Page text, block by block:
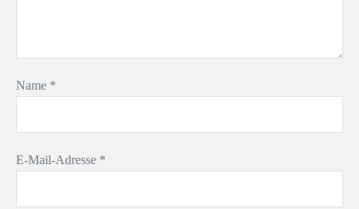
Name *
E-Mail-Adresse *